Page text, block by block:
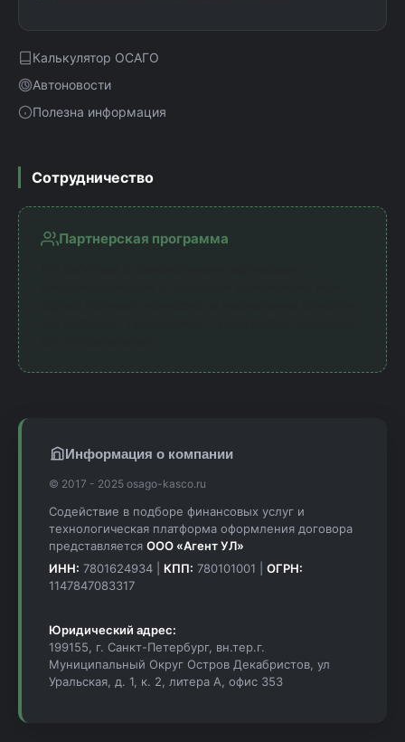
Калькулятор ОСАГО
Автоновости
Полезна информация
Сотрудничество
Партнерская программа
Информация о компании
© 2017 - 2025 osago-kasco.ru
Содействие в подборе финансовых услуг и
технологическая платформа оформления договора
представляется ООО «Агент УЛ»
ИНН: 7801624934 | КПП: 780101001 | ОГРН:
1147847083317
Юридический адрес:
199155, г. Санкт-Петербург, вн.тер.г.
Муниципальный Округ Остров Декабристов, ул
Уральская, д. 1, к. 2, литера А, офис 353